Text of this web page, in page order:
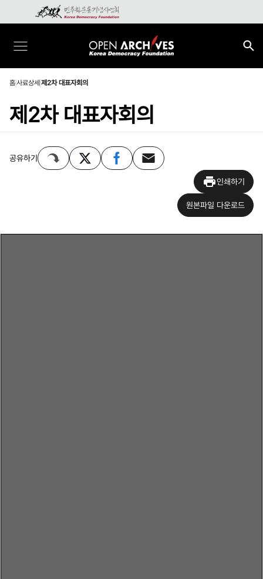
홈사료상세 제2차 대표자회의
제2차 대표자회의
공유하기
인쇄하기
원본파일 다운로드